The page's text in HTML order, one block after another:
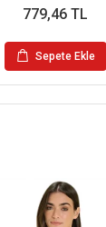
779,46 TL
Sepete Ekle